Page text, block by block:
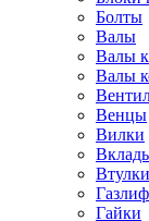
Болты
Валы
Валы
Валы
Венцы
Вилки
Втулки
Гайки